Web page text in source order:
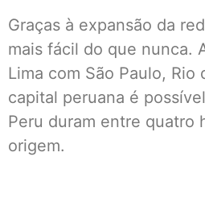
Graças à expansão da
mais fácil do que nunca.
Lima com São Paulo,
capital peruana é
Peru duram entre quatro
origem.